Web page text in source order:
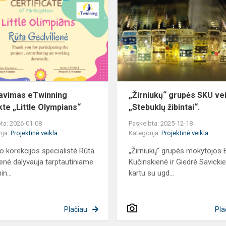
eTwinning
projekte
„Little
Olympians“
eTwinning
„Little Olympians“
2026-01-08
Projektinė veikla
korekcijos specialistė Rūta
dalyvauja tarptautiniame
Plačiau
„Žirniukų“ grupės SKU
„Stebuklų žibintai“.
Paskelbta: 2025-12-18
Kategorija:Projektinė veikla
„Žirniukų“ grupės mokytojos
Kučinskienė ir Giedrė
kartu su ugd...